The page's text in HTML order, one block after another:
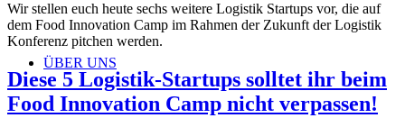
ÜBER UNS
Wir stellen euch heute sechs weitere Logistik Startups vor, die auf
dem Food Innovation Camp im Rahmen der Zukunft der Logistik
Konferenz pitchen werden.
Diese 5 Logistik-Startups solltet ihr beim
Food Innovation Camp nicht verpassen!